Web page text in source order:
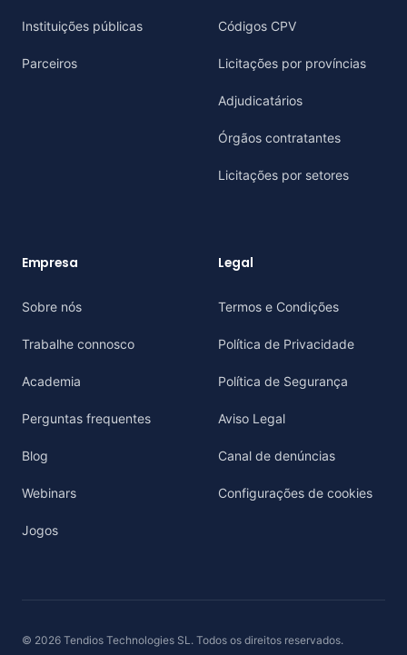
Instituições públicas
Parceiros
Códigos CPV
Licitações por províncias
Adjudicatários
Órgãos contratantes
Licitações por setores
Empresa
Sobre nós
Trabalhe connosco
Academia
Perguntas frequentes
Blog
Webinars
Jogos
Legal
Termos e Condições
Política de Privacidade
Política de Segurança
Aviso Legal
Canal de denúncias
Configurações de cookies
© 2026 Tendios Technologies SL. Todos os direitos reservados.